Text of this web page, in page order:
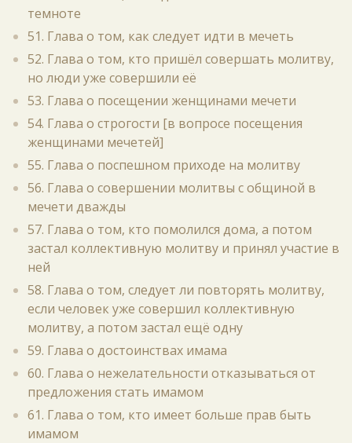
темноте
51. Глава о том, как следует идти в мечеть
52. Глава о том, кто пришёл совершать молитву,
но люди уже совершили её
53. Глава о посещении женщинами мечети
54. Глава о строгости [в вопросе посещения
женщинами мечетей]
55. Глава о поспешном приходе на молитву
56. Глава о совершении молитвы с общиной в
мечети дважды
57. Глава о том, кто помолился дома, а потом
застал коллективную молитву и принял участие в
ней
58. Глава о том, следует ли повторять молитву,
если человек уже совершил коллективную
молитву, а потом застал ещё одну
59. Глава о достоинствах имама
60. Глава о нежелательности отказываться от
предложения стать имамом
61. Глава о том, кто имеет больше прав быть
имамом